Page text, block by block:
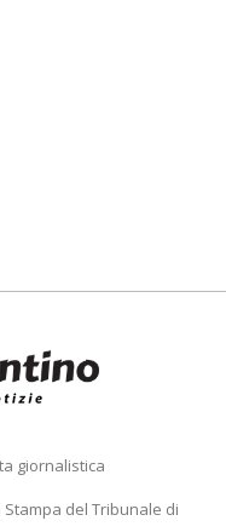
giornalistica
del Tribunale di